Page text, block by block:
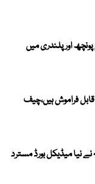
اور پلندری میں
فراموش ہیں،چیف
نے نیا میڈیکل بورڈ مسترد